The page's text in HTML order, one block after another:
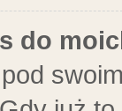
do